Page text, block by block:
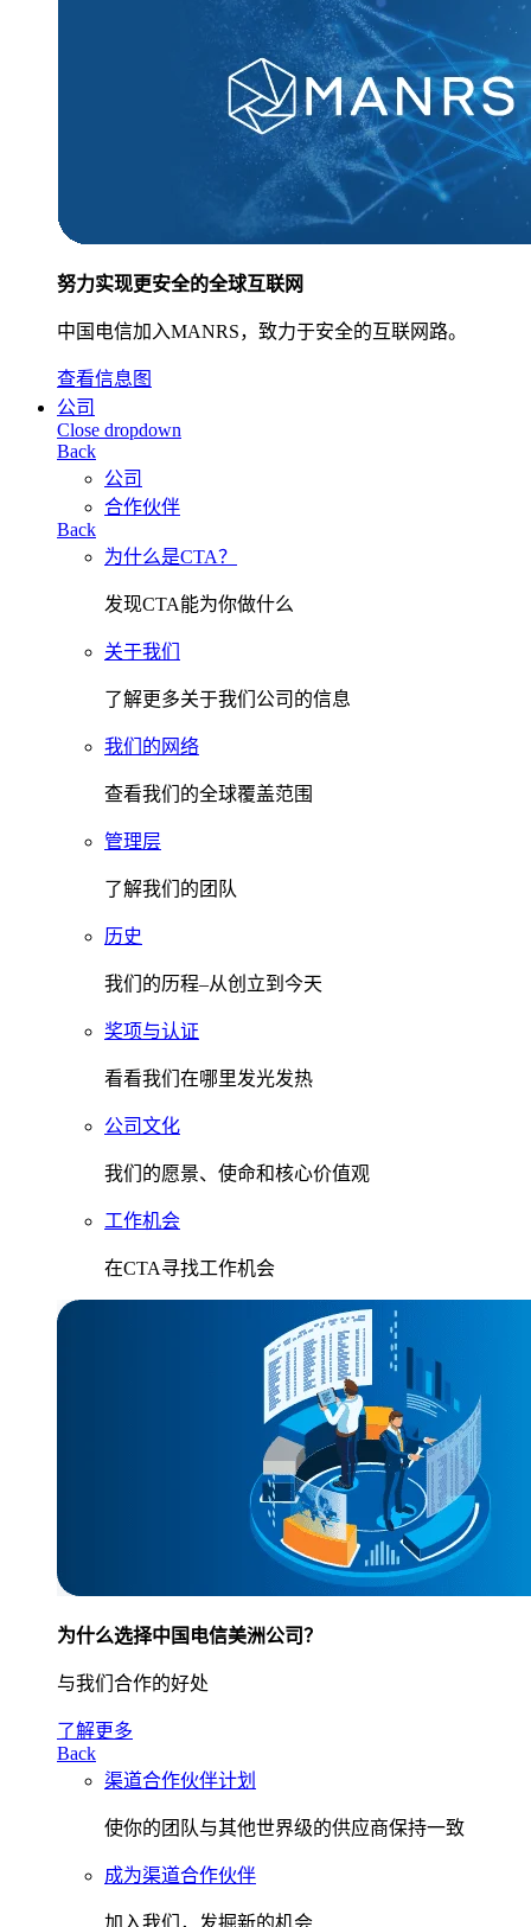
努力实现更安全的全球互联网
中国电信加入MANRS，致力于安全的互联网路。
查看信息图
公司
Close dropdown
Back
公司
合作伙伴
Back
为什么是CTA？
发现CTA能为你做什么
关于我们
了解更多关于我们公司的信息
我们的网络
查看我们的全球覆盖范围
管理层
了解我们的团队
历史
我们的历程–从创立到今天
奖项与认证
看看我们在哪里发光发热
公司文化
我们的愿景、使命和核心价值观
工作机会
在CTA寻找工作机会
为什么选择中国电信美洲公司？
与我们合作的好处
了解更多
Back
渠道合作伙伴计划
使你的团队与其他世界级的供应商保持一致
成为渠道合作伙伴
加入我们，发掘新的机会